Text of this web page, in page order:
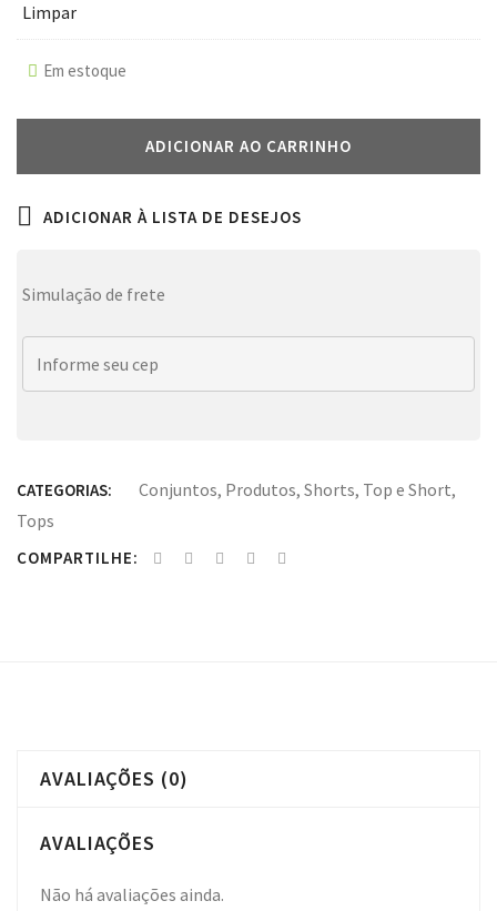
Limpar
Em estoque
ADICIONAR AO CARRINHO
ADICIONAR À LISTA DE DESEJOS
Simulação de frete
CATEGORIAS: Conjuntos, Produtos, Shorts, Top e Short,
Tops
COMPARTILHE:
AVALIAÇÕES (0)
AVALIAÇÕES
Não há avaliações ainda.